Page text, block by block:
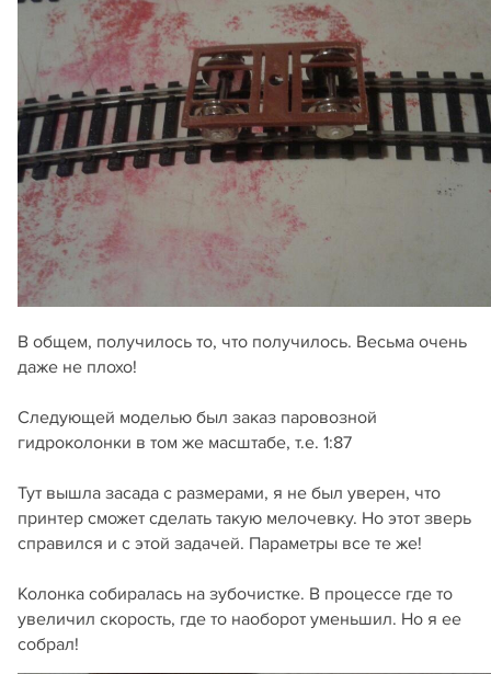
В общем, получилось то, что получилось. Весьма очень
даже не плохо!
Следующей моделью был заказ паровозной
гидроколонки в том же масштабе, т.е. 1:87
Тут вышла засада с размерами, я не был уверен, что
принтер сможет сделать такую мелочевку. Но этот зверь
справился и с этой задачей. Параметры все те же!
Колонка собиралась на зубочистке. В процессе где то
увеличил скорость, где то наоборот уменьшил. Но я ее
собрал!